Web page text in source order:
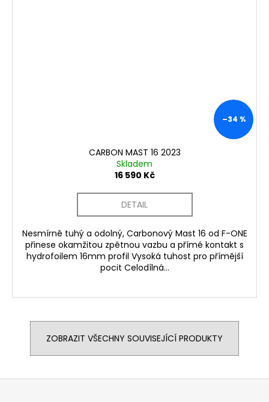
–34 %
CARBON MAST 16 2023
Skladem
16 590 Kč
DETAIL
Nesmírně tuhý a odolný, Carbonový Mast 16 od F-ONE
přinese okamžitou zpětnou vazbu a přímé kontakt s
hydrofoilem 16mm profil Vysoká tuhost pro přímější
pocit Celodílná...
ZOBRAZIT VŠECHNY SOUVISEJÍCÍ PRODUKTY
Z